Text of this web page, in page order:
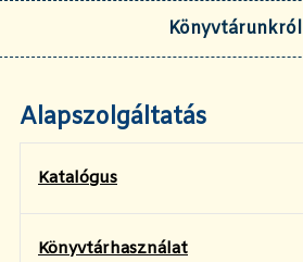
Könyvtárunkról
Alapszolgáltatás
Katalógus
Könyvtárhasználat